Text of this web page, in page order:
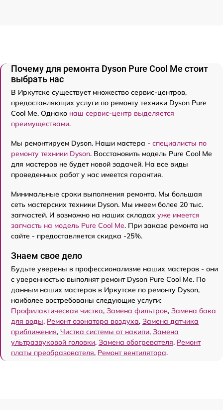
Почему для ремонта Dyson Pure Cool Me стоит
выбрать нас
В Иркутске существует множество сервис-центров,
предоставляющих услуги по ремонту техники Dyson Pure
Cool Me. Однако наш сервис-центр выделяется
преимуществами.
Мы ремонтируем Dyson. Наши мастера - специалисты по
ремонту техники Dyson. Восстановить модель Pure Cool Me
для мастеров не будет новой задачей. На все виды
проведенных работ у нас имеется гарантия.
Минимальные сроки выполнения ремонта. Мы большая
сеть мастерских техники Dyson. Мы имеем более 20 тыс.
запчастей. И возможно на наших складах уже имеется
запчасть на модель Pure Cool Me. При заказе ремонта на
сайте - предоставляется скидка -25%.
Знаем свое дело
Будьте уверены в профессионализме наших мастеров - они
с уверенностью выполнят ремонт Dyson Pure Cool Me. По
данным наших мастеров в Иркутске по ремонту Dyson,
наиболее востребованы следующие услуги:
Профилактическая чистка, Замена фильтров, Замена бака
для воды, Ремонт озонатора воздуха, Замена датчика
приближения, Чистка системы от накипи, Замена
ультразвуковой головки, Замена обогревателя, Ремонт
платы преобразователя, Ремонт вентилятора.